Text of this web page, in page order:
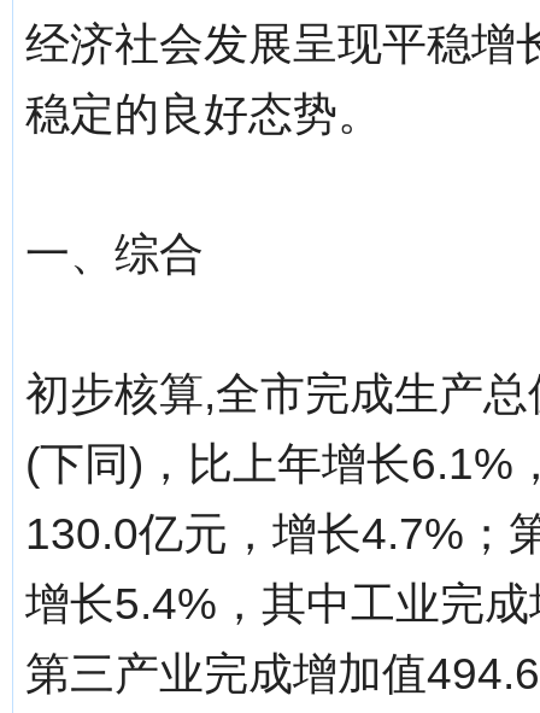
经济社会发展呈现平稳增
稳定的良好态势。
一、综合
初步核算,全市完成生产
(下同)，比上年增长6.1%
130.0亿元，增长4.7%；
增长5.4%，其中工业完
第三产业完成增加值